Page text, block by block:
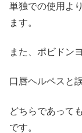
単独での使用よ
ます。
また、ポビドン
口唇ヘルペスと
どちらであって
です。